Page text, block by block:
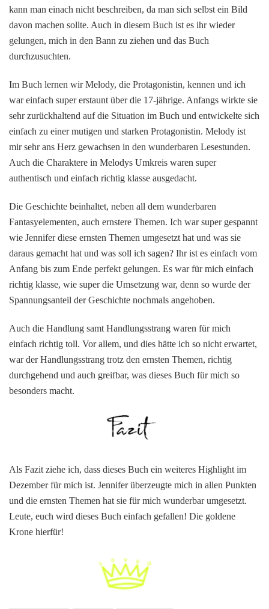
kann man einach nicht beschreiben, da man sich selbst ein Bild
davon machen sollte. Auch in diesem Buch ist es ihr wieder
gelungen, mich in den Bann zu ziehen und das Buch
durchzusuchten.
Im Buch lernen wir Melody, die Protagonistin, kennen und ich
war einfach super erstaunt über die 17-jährige. Anfangs wirkte sie
sehr zurückhaltend auf die Situation im Buch und entwickelte sich
einfach zu einer mutigen und starken Protagonistin. Melody ist
mir sehr ans Herz gewachsen in den wunderbaren Lesestunden.
Auch die Charaktere in Melodys Umkreis waren super
authentisch und einfach richtig klasse ausgedacht.
Die Geschichte beinhaltet, neben all dem wunderbaren
Fantasyelementen, auch ernstere Themen. Ich war super gespannt
wie Jennifer diese ernsten Themen umgesetzt hat und was sie
daraus gemacht hat und was soll ich sagen? Ihr ist es einfach vom
Anfang bis zum Ende perfekt gelungen. Es war für mich einfach
richtig klasse, wie super die Umsetzung war, denn so wurde der
Spannungsanteil der Geschichte nochmals angehoben.
Auch die Handlung samt Handlungsstrang waren für mich
einfach richtig toll. Vor allem, und dies hätte ich so nicht erwartet,
war der Handlungsstrang trotz den ernsten Themen, richtig
durchgehend und auch greifbar, was dieses Buch für mich so
besonders macht.
Als Fazit ziehe ich, dass dieses Buch ein weiteres Highlight im
Dezember für mich ist. Jennifer überzeugte mich in allen Punkten
und die ernsten Themen hat sie für mich wunderbar umgesetzt.
Leute, euch wird dieses Buch einfach gefallen! Die goldene
Krone hierfür!